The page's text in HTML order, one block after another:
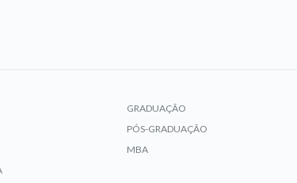
GRADUAÇÃO
PÓS-GRADUAÇÃO
MBA